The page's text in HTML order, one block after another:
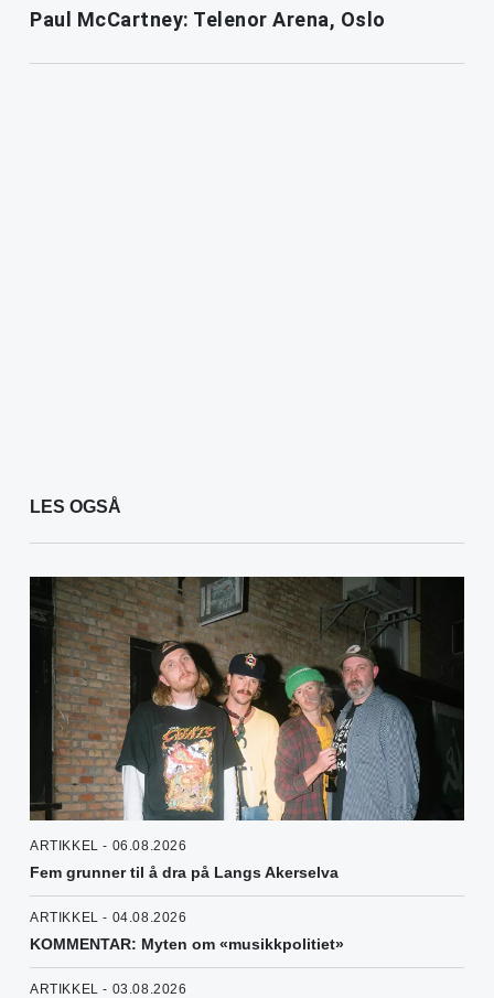
Paul McCartney: Telenor Arena, Oslo
LES OGSÅ
ARTIKKEL - 06.08.2026
Fem grunner til å dra på Langs Akerselva
ARTIKKEL - 04.08.2026
KOMMENTAR: Myten om «musikkpolitiet»
ARTIKKEL - 03.08.2026